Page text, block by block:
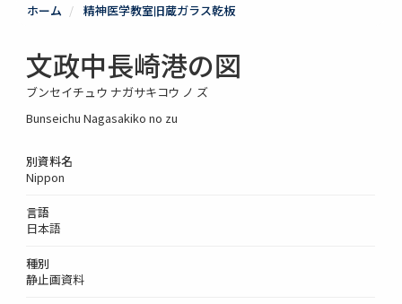
ホーム 精神医学教室旧蔵ガラス乾板
文政中長崎港の図
ブンセイチュウ ナガサキコウ ノ ズ
Bunseichu Nagasakiko no zu
別資料名
Nippon
言語
日本語
種別
静止画資料